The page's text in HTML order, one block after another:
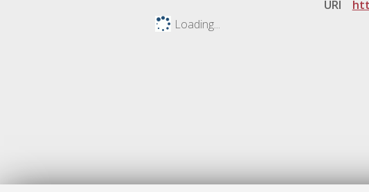
URI
Loading...